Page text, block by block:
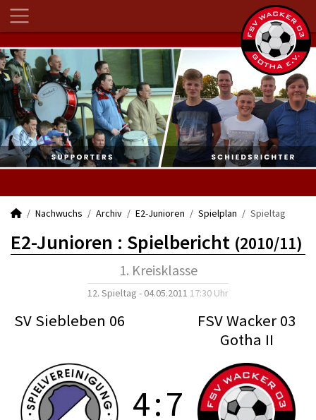
Nachwuchs Archiv E2-Junioren Spielplan Spieltag
E2-Junioren : Spielbericht (2010/11)
1. Kreisklasse
12. Spieltag - 04.05.2011 17:30 Uhr
SV Siebleben 06
FSV Wacker 03
Gotha II
4:7